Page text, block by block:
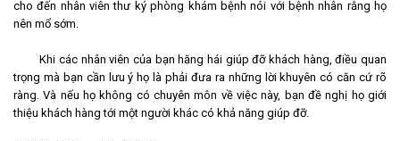
cho đến nhân viên thư ký phòng khám bệnh nói với bệnh nhân rằng họ
nên mổ sớm.
Khi các nhân viên của bạn hăng hái giúp đỡ khách hàng, điều quan
trọng mà bạn cần lưu ý họ là phải đưa ra những lời khuyên có căn cứ rõ
ràng. Và nếu họ không có chuyên môn về việc này, bạn đề nghị họ giới
thiệu khách hàng tới một người khác có khả năng giúp đỡ.